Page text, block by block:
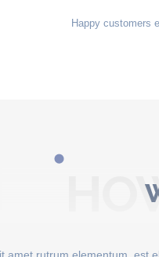
Happy customers